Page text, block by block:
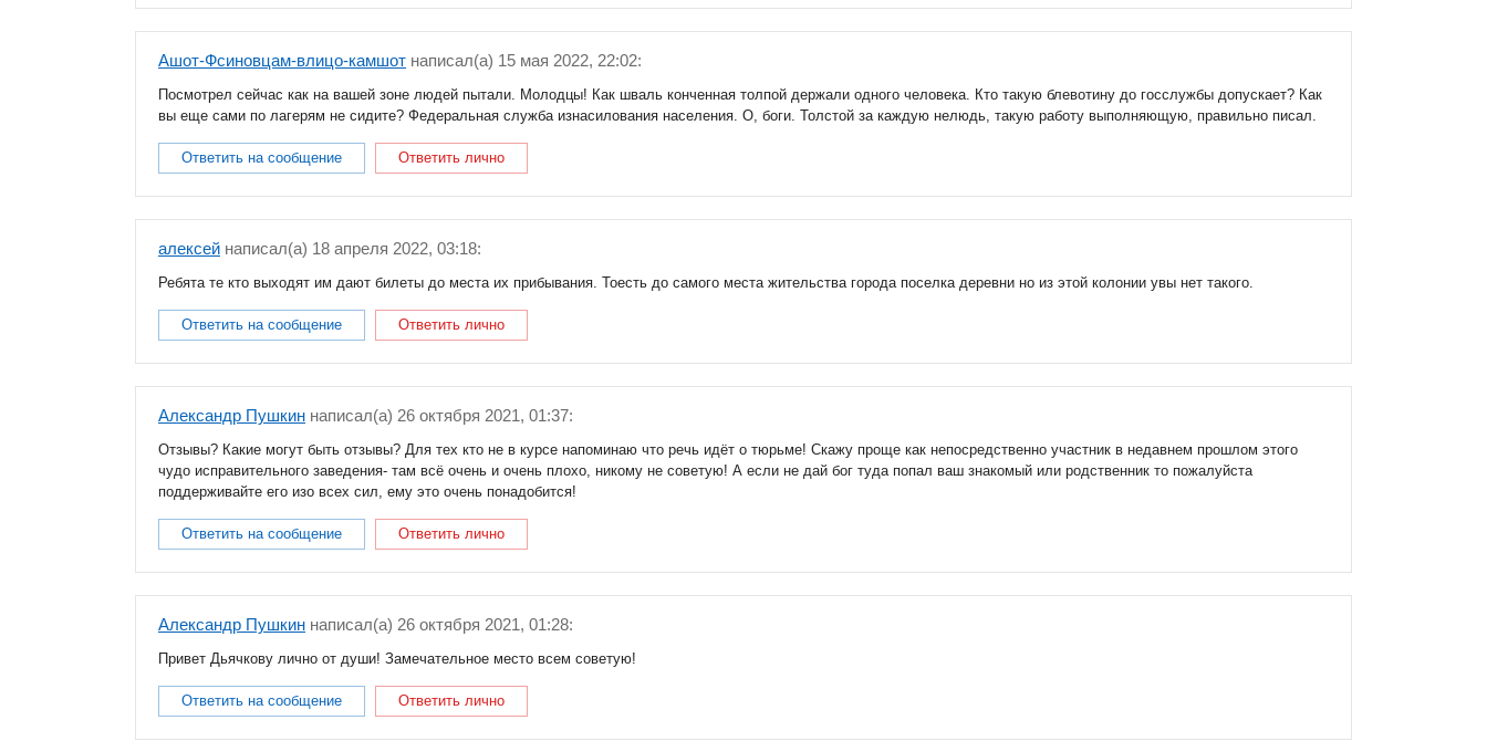
Ашот-Фсиновцам-влицо-камшот написал(a) 15 мая 2022, 22:02:
Посмотрел сейчас как на вашей зоне людей пытали. Молодцы! Как шваль конченная толпой держали одного человека. Кто такую блевотину до госслужбы допускает? Как
вы еще сами по лагерям не сидите? Федеральная служба изнасилования населения. О, боги. Толстой за каждую нелюдь, такую работу выполняющую, правильно писал.
Ответить на сообщение Ответить лично
алексей написал(a) 18 апреля 2022, 03:18:
Ребята те кто выходят им дают билеты до места их прибывания. Тоесть до самого места жительства города поселка деревни но из этой колонии увы нет такого.
Ответить на сообщение Ответить лично
Александр Пушкин написал(a) 26 октября 2021, 01:37:
Отзывы? Какие могут быть отзывы? Для тех кто не в курсе напоминаю что речь идёт о тюрьме! Скажу проще как непосредственно участник в недавнем прошлом этого
чудо исправительного заведения- там всё очень и очень плохо, никому не советую! А если не дай бог туда попал ваш знакомый или родственник то пожалуйста
поддерживайте его изо всех сил, ему это очень понадобится!
Ответить на сообщение Ответить лично
Александр Пушкин написал(a) 26 октября 2021, 01:28:
Привет Дьячкову лично от души! Замечательное место всем советую!
Ответить на сообщение Ответить лично